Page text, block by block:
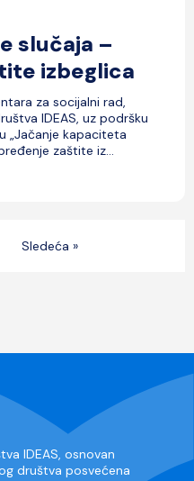
slučaja –
izbeglica
za socijalni rad,
IDEAS, uz podršku
„Jačanje kapaciteta
zaštite iz...
Sledeća »
IDEAS, osnovan
društva posvećena